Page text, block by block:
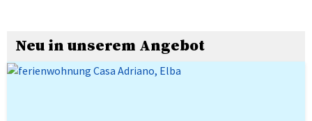
Neu in unserem Angebot